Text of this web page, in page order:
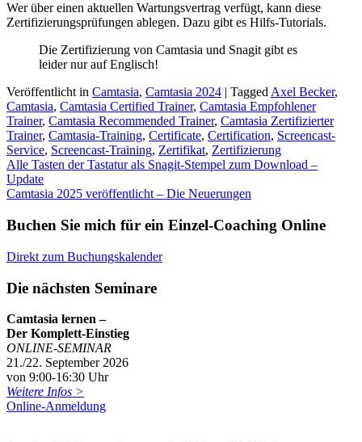
Wer über einen aktuellen Wartungsvertrag verfügt, kann diese
Zertifizierungsprüfungen ablegen. Dazu gibt es Hilfs-Tutorials.
Die Zertifizierung von Camtasia und Snagit gibt es
leider nur auf Englisch!
Veröffentlicht in Camtasia, Camtasia 2024 | TaggedAxel Becker,
Camtasia, Camtasia Certified Trainer, Camtasia Empfohlener
Trainer, Camtasia Recommended Trainer, Camtasia Zertifizierter
Trainer, Camtasia-Training, Certificate, Certification, Screencast-
Service, Screencast-Training, Zertifikat, Zertifizierung
Beitragsnavigation
Alle Tasten der Tastatur als Snagit-Stempel zum Download –
Update
Camtasia 2025 veröffentlicht – Die Neuerungen
Buchen Sie mich für ein Einzel-Coaching Online
Direkt zum Buchungskalender
Die nächsten Seminare
Camtasia lernen –
Der Komplett-Einstieg
ONLINE-SEMINAR
21./22. September 2026
von 9:00-16:30 Uhr
Weitere Infos >
Online-Anmeldung